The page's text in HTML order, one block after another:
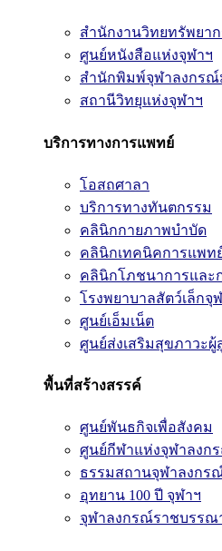
สำนักงานวิทยทรัพยา
ศูนย์หนังสือแห่งจุฬาฯ
สำนักพิมพ์จุฬาลงกรณ์
สถานีวิทยุแห่งจุฬาฯ
บริการทางการแพทย์
โอสถศาลา
บริการทางทันตกรรม
คลินิกกายภาพบำบัด
คลินิกเทคนิคการแพท
คลินิกโภชนาการและ
โรงพยาบาลสัตว์เล็กจุ
ศูนย์เอ็มเน็ต
ศูนย์ส่งเสริมสุขภาวะผู้
พื้นที่สร้างสรรค์
ศูนย์พันธกิจเพื่อสังคม
ศูนย์กีฬาแห่งจุฬาลงก
ธรรมสถานจุฬาลงกร
อุทยาน 100 ปี จุฬาฯ
จุฬาลงกรณ์ราชบรรณ